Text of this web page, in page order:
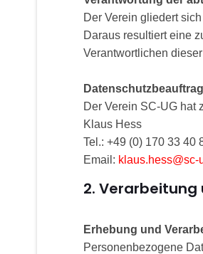
Der Verein gliedert
Daraus resultiert eine
Verantwortlichen
Der Verein SC-UG hat
Klaus Hess
Tel.: +49 (0) 170 33 40
Email: klaus.hess@sc-
2.
Erhebung und
Personenbezogene